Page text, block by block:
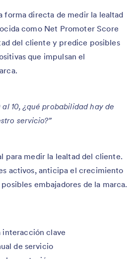
forma directa de medir la lealtad
como Net Promoter Score
del cliente y predice posibles
que impulsan el
10, ¿qué probabilidad hay de
servicio?”
para medir la lealtad del cliente.
activos, anticipa el crecimiento
embajadores de la marca.
interacción clave
de servicio